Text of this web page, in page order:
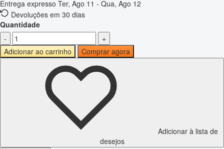
Entrega expresso Ter, Ago 11 - Qua, Ago 12
Devoluções em 30 dias
Quantidade
-
+
Adicionar ao carrinho
Comprar agora
Adicionar à lista de
desejos